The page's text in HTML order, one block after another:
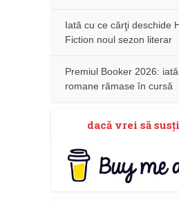
Iată cu ce cărţi deschide
Fiction noul sezon literar
Premiul Booker 2026:
romane rămase în cursă
dacă vrei să